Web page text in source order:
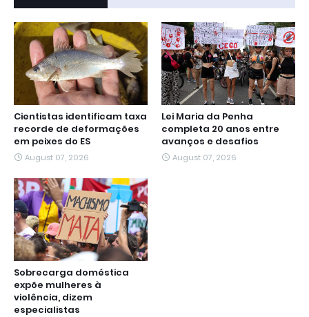
Cientistas identificam taxa
recorde de deformações
em peixes do ES
August 07, 2026
Lei Maria da Penha
completa 20 anos entre
avanços e desafios
August 07, 2026
Sobrecarga doméstica
expõe mulheres à
violência, dizem
especialistas